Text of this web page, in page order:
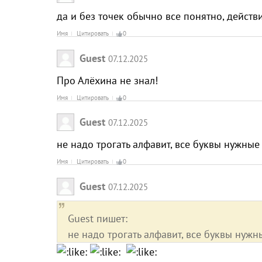
да и без точек обычно все понятно,
Имя Цитировать 0
Guest 07.12.2025
Про Алёхина не знал!
Имя Цитировать 0
Guest 07.12.2025
не надо трогать алфавит, все буквы нужные
Имя Цитировать 0
Guest 07.12.2025
Guest пишет:
не надо трогать алфавит, все буквы